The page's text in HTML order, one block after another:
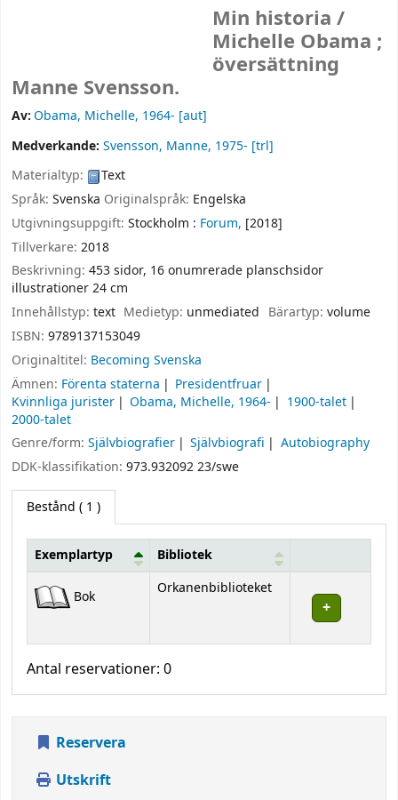
Min historia /
Michelle Obama ;
översättning
Manne Svensson.
Av:Obama, Michelle, 1964- [aut]
Medverkande: Svensson, Manne, 1975- [trl]
Materialtyp:
Text
Språk: Svenska Originalspråk: Engelska
Utgivningsuppgift: Stockholm : Forum, [2018]
Tillverkare: 2018
Beskrivning: 453 sidor, 16 onumrerade planschsidor
illustrationer 24 cm
Innehållstyp: text Medietyp: unmediated Bärartyp: volume
ISBN: 9789137153049
Originaltitel: Becoming Svenska
Ämnen: Förenta staterna
Presidentfruar
Kvinnliga jurister
Obama, Michelle, 1964-
1900-talet
2000-talet
Genre/form: Självbiografier Självbiografi
Autobiography
DDK-klassifikation: 973.932092 23/swe
Bestånd ( 1 )
Bestånd
Exemplartyp Bibliotek
Bok Orkanenbiblioteket
Antal reservationer: 0
Reservera
Utskrift